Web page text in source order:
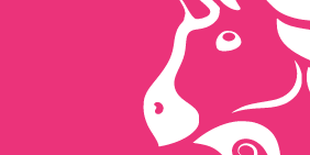
XE Internationaler Geldtransfer